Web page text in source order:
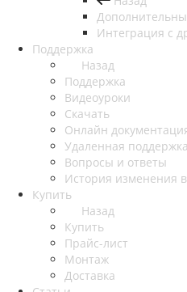
Интеграция с
Поддержка
Назад
Поддержка
Видеоуроки
Скачать
Онлайн
Удаленная поддержка
Вопросы и ответы
История изменения
Купить
Назад
Купить
Прайс-лист
Монтаж
Доставка